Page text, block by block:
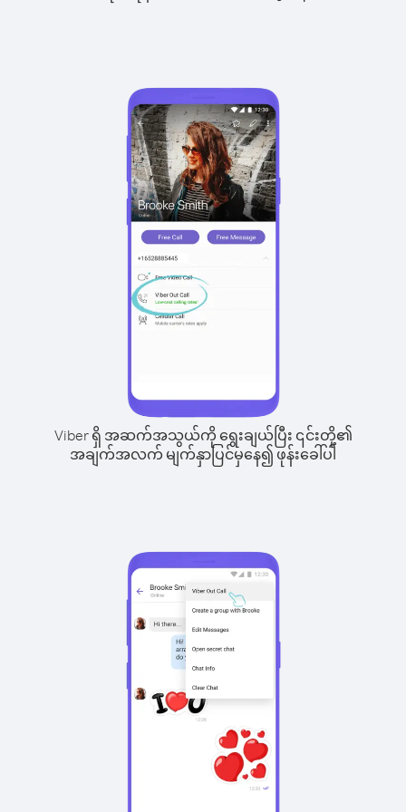
Viber ရှိ အဆက်အသွယ်ကို ရွေးချယ်ပြီး ၎င်းတို့၏
အချက်အလက် မျက်နှာပြင်မှနေ၍ ဖုန်းခေါ်ပါ